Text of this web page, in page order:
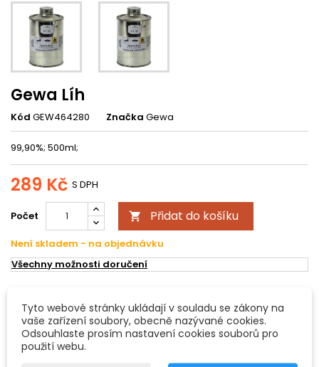
Gewa Líh
Kód GEW464280 Značka Gewa
99,90%; 500ml;
289 Kč S DPH
Počet  Přidat do košíku
Není skladem - na objednávku
Všechny možnosti doručení
POPIS DETAILY PRODUKTU
Líh
Tyto webové stránky ukládají v souladu se zákony na
vaše zařízení soubory, obecně nazývané cookies.
Odsouhlaste prosím nastavení cookies souborů pro
použití webu.